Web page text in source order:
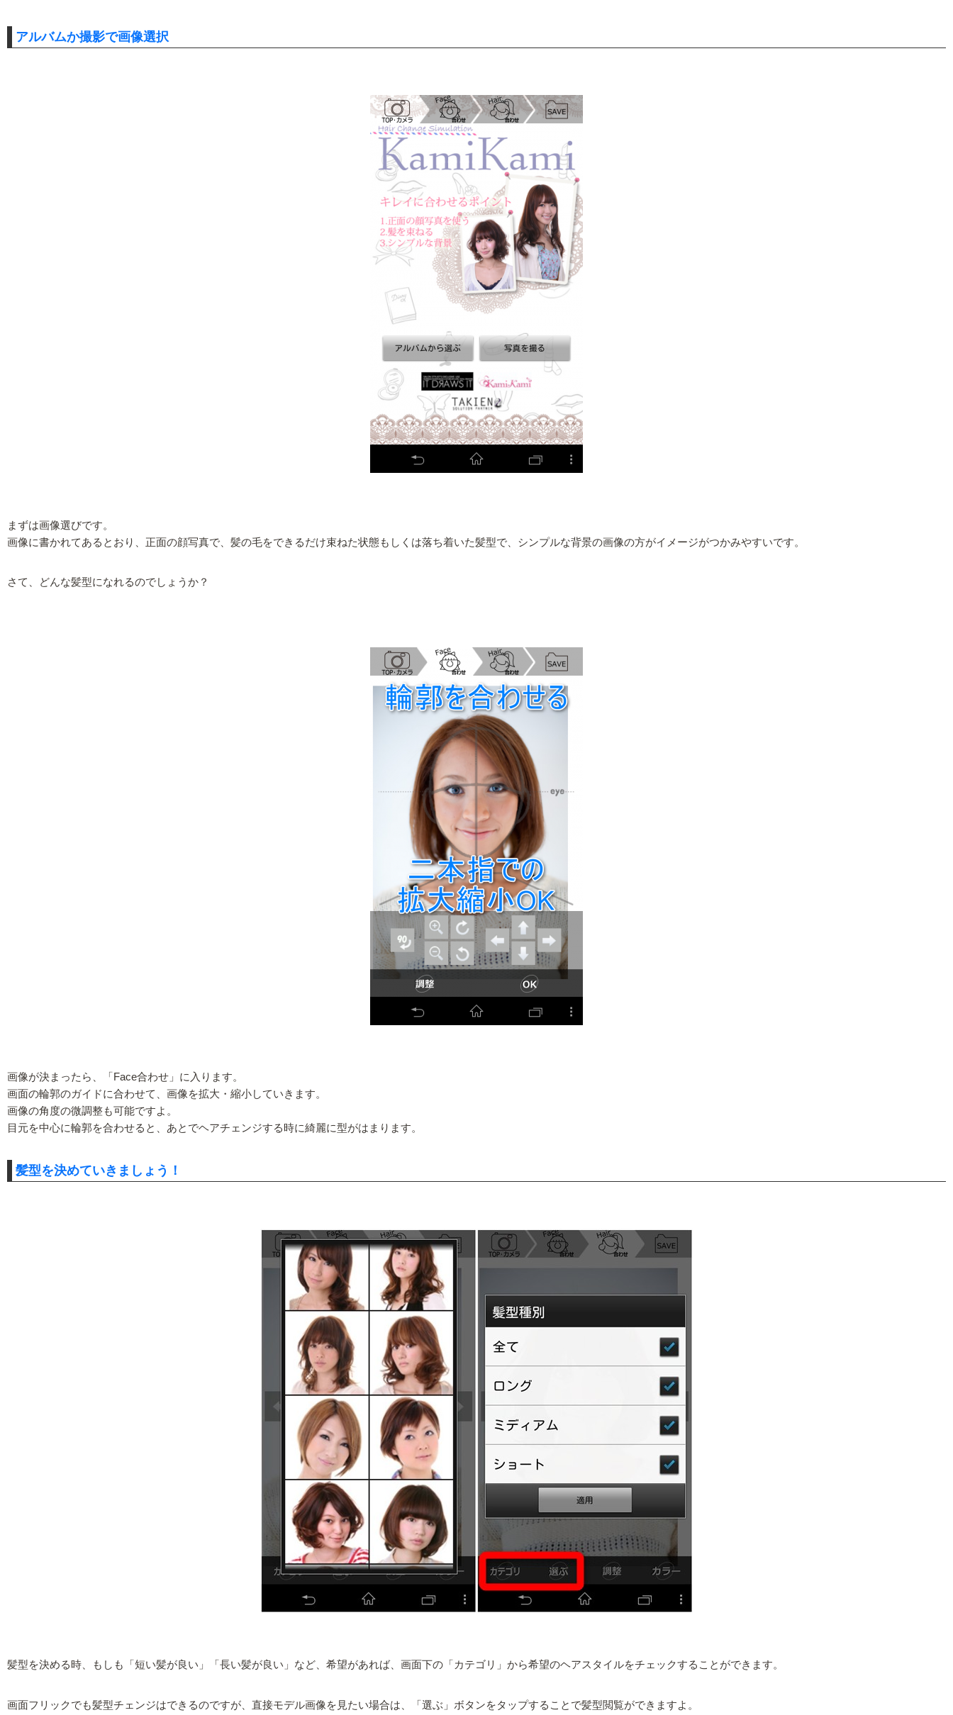
アルバムか撮影で画像選択
まずは画像選びです。
画像に書かれてあるとおり、正面の顔写真で、髪の毛をできるだけ束ねた状態もしくは落ち着いた髪型で、シンプルな背景の画像の方がイメージがつかみやすいです。
さて、どんな髪型になれるのでしょうか？
画像が決まったら、「Face合わせ」に入ります。
画面の輪郭のガイドに合わせて、画像を拡大・縮小していきます。
画像の角度の微調整も可能ですよ。
目元を中心に輪郭を合わせると、あとでヘアチェンジする時に綺麗に型がはまります。
髪型を決めていきましょう！
髪型を決める時、もしも「短い髪が良い」「長い髪が良い」など、希望があれば、画面下の「カテゴリ」から希望のヘアスタイルをチェックすることができます。
画面フリックでも髪型チェンジはできるのですが、直接モデル画像を見たい場合は、「選ぶ」ボタンをタップすることで髪型閲覧ができますよ。